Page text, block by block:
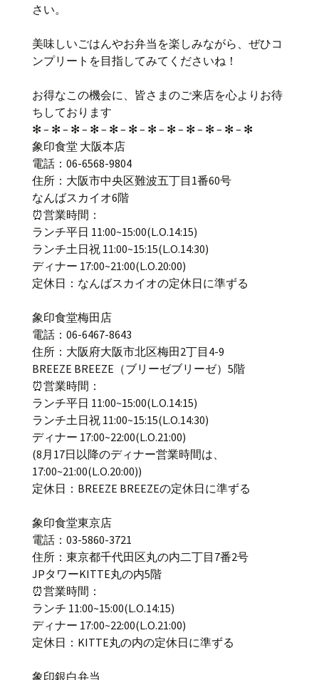
さい。
美味しいごはんやお弁当を楽しみながら、ぜひコ
ンプリートを目指してみてくださいね！
お得なこの機会に、皆さまのご来店を心よりお待
ちしております
✻ – ✻ – ✻ – ✻ – ✻ – ✻ – ✻ – ✻ – ✻ – ✻ – ✻ – ✻
象印食堂 大阪本店
電話：06-6568-9804
住所：大阪市中央区難波五丁目1番60号
なんばスカイオ6階
⏰営業時間：
ランチ平日 11:00~15:00(L.O.14:15)
ランチ土日祝 11:00~15:15(L.O.14:30)
ディナー 17:00~21:00(L.O.20:00)
定休日：なんばスカイオの定休日に準ずる
象印食堂梅田店
電話：06-6467-8643
住所：大阪府大阪市北区梅田2丁目4-9
BREEZE BREEZE（ブリーゼブリーゼ）5階
⏰営業時間：
ランチ平日 11:00~15:00(L.O.14:15)
ランチ土日祝 11:00~15:15(L.O.14:30)
ディナー 17:00~22:00(L.O.21:00)
(8月17日以降のディナー営業時間は、
17:00~21:00(L.O.20:00))
定休日：BREEZE BREEZEの定休日に準ずる
象印食堂東京店
電話：03-5860-3721
住所：東京都千代田区丸の内二丁目7番2号
JPタワーKITTE丸の内5階
⏰営業時間：
ランチ 11:00~15:00(L.O.14:15)
ディナー 17:00~22:00(L.O.21:00)
定休日：KITTE丸の内の定休日に準ずる
象印銀白弁当